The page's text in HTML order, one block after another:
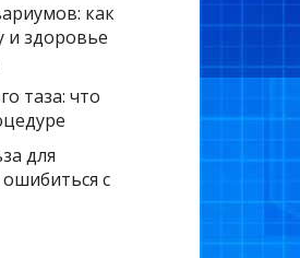
как
и здоровье
таза: что
для
с